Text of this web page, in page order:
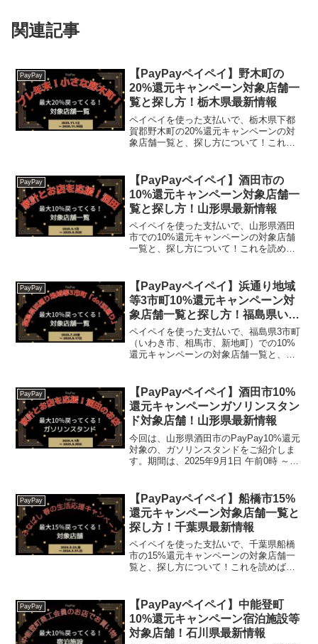
関連記事
PayPay
【PayPayペイペイ】野木町の
20%還元キャンペーン対象店舗一
覧と探し方！栃木県最新情報
ペイペイを使った支払いで、栃木県下都
賀郡野木町の20%還元キャンペーンの対
象店舗一覧と、探し方について！これを
応援！きらり☆」～年末前の11月限定！
野木町で最大20...
PayPay
【PayPayペイペイ】酒田市の
10%還元キャンペーン対象店舗一
覧と探し方！山形県最新情報
ペイペイを使った支払いで、山形県酒田
市での10%還元キャンペーンの対象店舗
一覧と、探し方について！これを読め
てくるキャンペーン!」の、対象店舗と探
し方がわかりま...
PayPay
【PayPayペイペイ】浜通り地域
等3市町10%還元キャンペーン対
象店舗一覧と探し方！福島県いわ
き市相馬市新地町最新情報
ペイペイを使った支払いで、福島県3市町
（いわき市、相馬市、新地町）での10%
還元キャンペーンの対象店舗一覧と、探
地域等3市町「do!浜通り」PayPayポイ
ン...
PayPay
【PayPayペイペイ】酒田市10%
還元キャンペーンガソリンスタン
ド対象店舗！山形県最新情報
今回は、山形県酒田市のPayPay10%還元
対象の、ガソリンスタンドをご紹介しま
す。期間は、2025年9月1日 午前0時 ～
ネットで予約OK！最大1...
PayPay
【PayPayペイペイ】船橋市15%
還元キャンペーン対象店舗一覧と
探し方！千葉県最新情報
ペイペイを使った支払いで、千葉県船橋
市の15%還元キャンペーンの対象店舗一
覧と、探し方について！これを読めば、
る！春の生活応援キャンペーン!」の、対
象店舗と探...
PayPay
【PayPayペイペイ】中能登町
10%還元キャンペーン宿泊施設等
対象店舗！石川県最新情報